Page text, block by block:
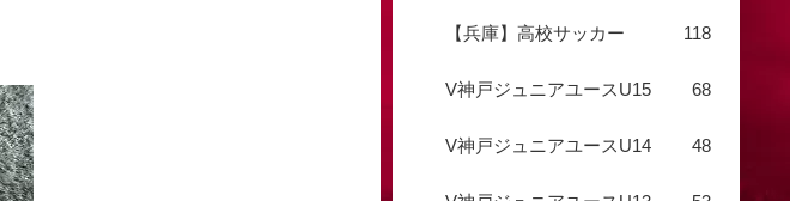
【兵庫】高校サッカー 118
V神戸ジュニアユースU15 68
V神戸ジュニアユースU14 48